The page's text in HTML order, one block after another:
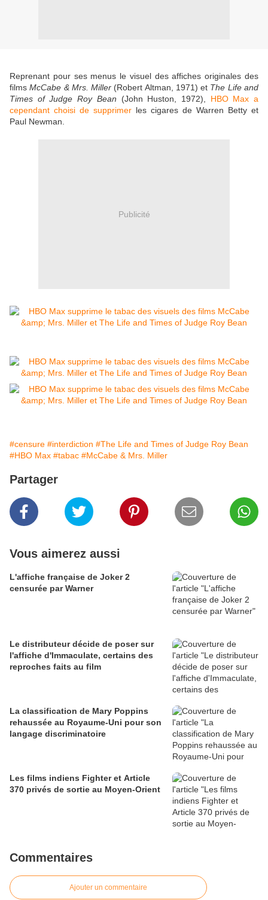
Reprenant pour ses menus le visuel des affiches originales des
filmsMcCabe & Mrs. Miller (Robert Altman, 1971) et The Life and
Times of Judge Roy Bean (John Huston, 1972), HBO Max a
cependant choisi de supprimer les cigares de Warren Betty et
Paul Newman.
Publicité
#censure #interdiction #The Life and Times of Judge Roy Bean
#HBO Max #tabac #McCabe & Mrs. Miller
Partager
Vous aimerez aussi
L'affiche française de Joker 2
censurée par Warner
Le distributeur décide de poser sur
l'affiche d'Immaculate, certains des
reproches faits au film
La classification de Mary Poppins
rehaussée au Royaume-Uni pour son
langage discriminatoire
Les films indiens Fighter et Article
370 privés de sortie au Moyen-Orient
Commentaires
Ajouter un commentaire